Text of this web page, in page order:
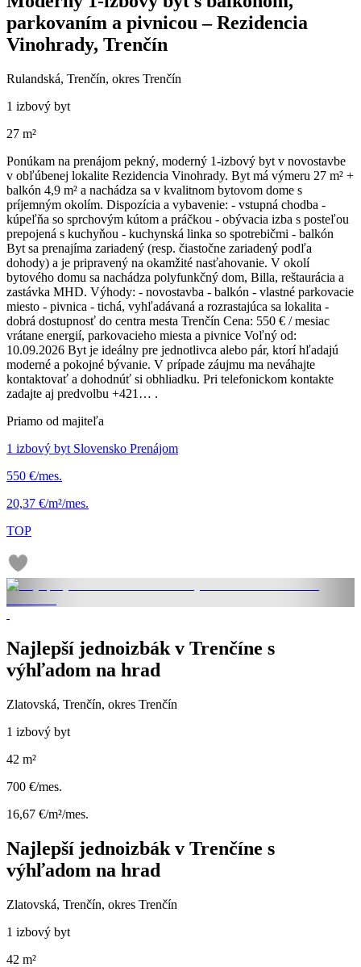
parkovaním a pivnicou – Rezidencia
Vinohrady, Trenčín
Rulandská, Trenčín, okres Trenčín
1 izbový byt
27 m²
Ponúkam na prenájom pekný, moderný 1-izbový byt v novostavbe
v obľúbenej lokalite Rezidencia Vinohrady. Byt má výmeru 27 m² +
balkón 4,9 m² a nachádza sa v kvalitnom bytovom dome s
príjemným okolím. Dispozícia a vybavenie: - vstupná chodba -
kúpeľňa so sprchovým kútom a práčkou - obývacia izba s posteľou
prepojená s kuchyňou - kuchynská linka so spotrebičmi - balkón
Byt sa prenajíma zariadený (resp. čiastočne zariadený podľa
dohody) a je pripravený na okamžité nasťahovanie. V okolí
bytového domu sa nachádza polyfunkčný dom, Billa, reštaurácia a
zastávka MHD. Výhody: - novostavba - balkón - vlastné parkovacie
miesto - pivnica - tichá, vyhľadávaná a rozrastajúca sa lokalita -
dobrá dostupnosť do centra mesta Trenčín Cena: 550 € / mesiac
vrátane energií, parkovacieho miesta a pivnice Voľný od:
10.09.2026 Byt je ideálny pre jednotlivca alebo pár, ktorí hľadajú
moderné a pokojné bývanie. V prípade záujmu ma neváhajte
kontaktovať a dohodnúť si obhliadku. Pri telefonickom kontakte
zadajte aj predvolbu +421… .
Priamo od majiteľa
1 izbový byt Slovensko Prenájom
550 €/mes.
20,37 €/m²/mes.
TOP
Najlepší jednoizbák v Trenčíne s
výhľadom na hrad
Zlatovská, Trenčín, okres Trenčín
1 izbový byt
42 m²
700 €/mes.
16,67 €/m²/mes.
Najlepší jednoizbák v Trenčíne s
výhľadom na hrad
Zlatovská, Trenčín, okres Trenčín
1 izbový byt
42 m²